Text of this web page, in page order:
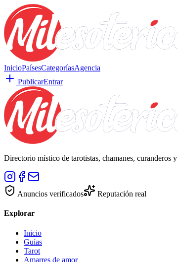
InicioPaísesCategoríasAgencia
PublicarEntrar
Directorio místico de tarotistas, chamanes, curanderos
Anuncios verificados Reputación real
Explorar
Inicio
Guías
Tarot
Amarres de amor